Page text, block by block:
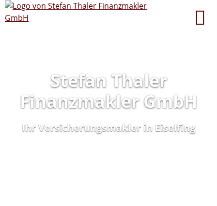
Stefan Thaler
Finanzmakler GmbH
Ihr Versicherungsmakler in Eiselfing